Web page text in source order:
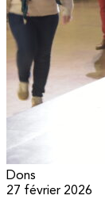
Dons
27 février 2026